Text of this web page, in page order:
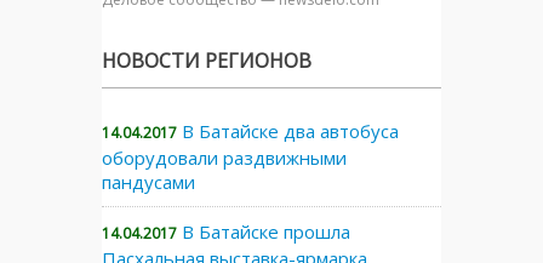
НОВОСТИ РЕГИОНОВ
14.04.2017 В Батайске два автобуса
оборудовали раздвижными
пандусами
14.04.2017 В Батайске прошла